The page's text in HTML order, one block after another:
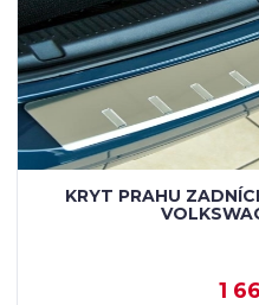
KRYT PRAHU
1